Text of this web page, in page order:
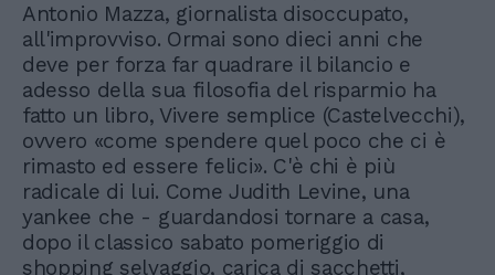
Antonio Mazza, giornalista disoccupato,
all'improvviso. Ormai sono dieci anni che
deve per forza far quadrare il bilancio e
adesso della sua filosofia del risparmio ha
fatto un libro, Vivere semplice (Castelvecchi),
ovvero «come spendere quel poco che ci è
rimasto ed essere felici». C'è chi è più
radicale di lui. Come Judith Levine, una
yankee che - guardandosi tornare a casa,
dopo il classico sabato pomeriggio di
shopping selvaggio, carica di sacchetti,